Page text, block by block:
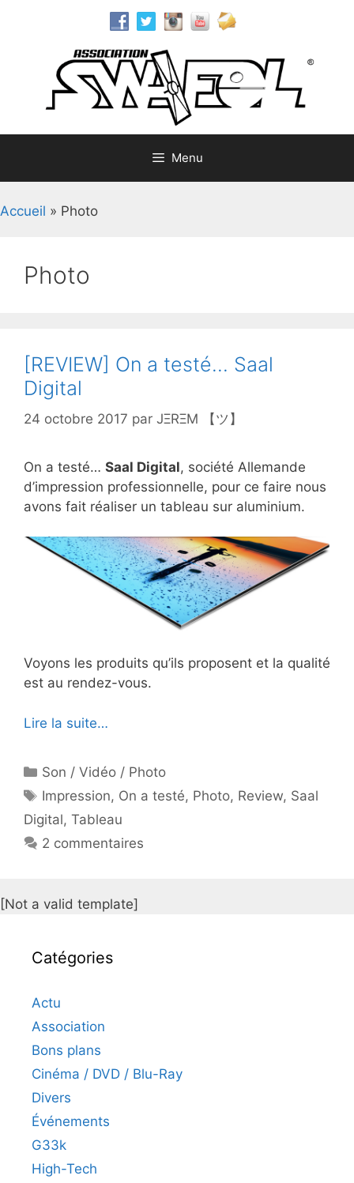
Menu
Accueil » Photo
Photo
[REVIEW] On a testé… Saal
Digital
24 octobre 2017 par JΞRΞM 【ツ】
On a testé… Saal Digital, société Allemande
d’impression professionnelle, pour ce faire nous
avons fait réaliser un tableau sur aluminium.
Voyons les produits qu’ils proposent et la qualité
est au rendez-vous.
Lire la suite…
Catégories
Son / Vidéo / Photo
Étiquettes
Impression, On a testé, Photo, Review, Saal
Digital, Tableau
2 commentaires
[Not a valid template]
Catégories
Actu
Association
Bons plans
Cinéma / DVD / Blu-Ray
Divers
Événements
G33k
High-Tech